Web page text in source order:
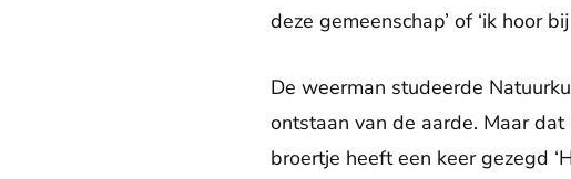
deze gemeenschap’ of ‘ik hoor
De weerman studeerde
ontstaan van de aarde. Maar
broertje heeft een keer gezegd